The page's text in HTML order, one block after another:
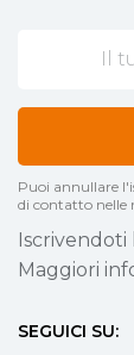
Puoi annullare
di contatto nelle
Iscrivendoti
Maggiori
SEGUICI SU: